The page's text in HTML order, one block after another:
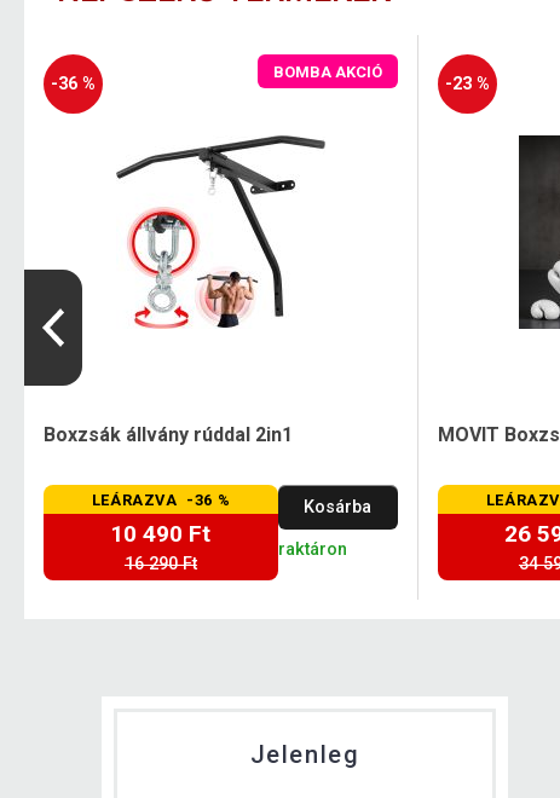
-36 %
BOMBA AKCIÓ
Boxzsák állvány rúddal 2in1
LEÁRAZVA -36 %
10 490 Ft
16 290 Ft
Kosárba
raktáron
-23 %
MOVIT
26
34
Jelenleg